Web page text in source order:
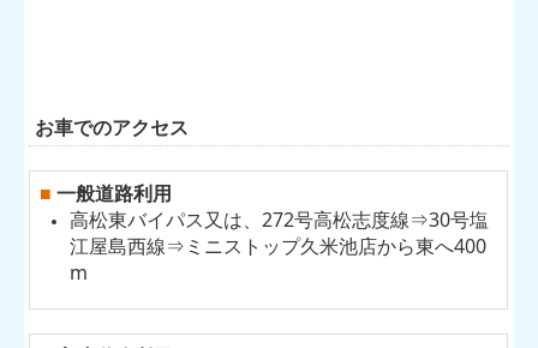
お車でのアクセス
■ 一般道路利用
高松東バイパス又は、272号高松志度線⇒30号塩
江屋島西線⇒ミニストップ久米池店から東へ400
m